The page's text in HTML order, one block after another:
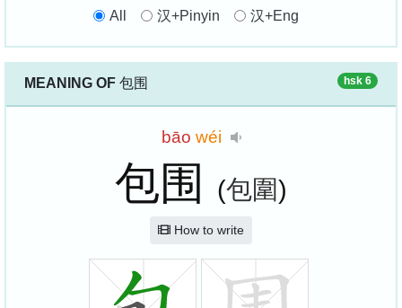
All 汉+Pinyin 汉+Eng
MEANING OF 包围 hsk 6
bāo wéi
包围 (包圍)
How to write